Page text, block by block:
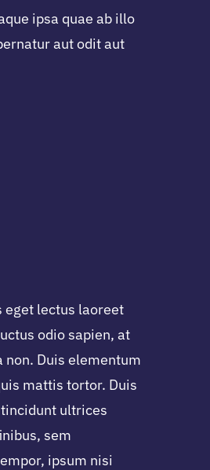
ipsa quae ab illo
aut odit aut
eget lectus laoreet
odio sapien, at
Duis elementum
mattis tortor. Duis
ultrices
sem
ipsum nisi